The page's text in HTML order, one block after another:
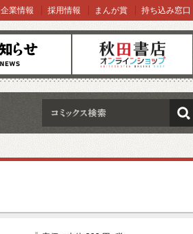
オンラインショップ
企業情報 採用情報 まんが賞 持ち込み窓口
検索